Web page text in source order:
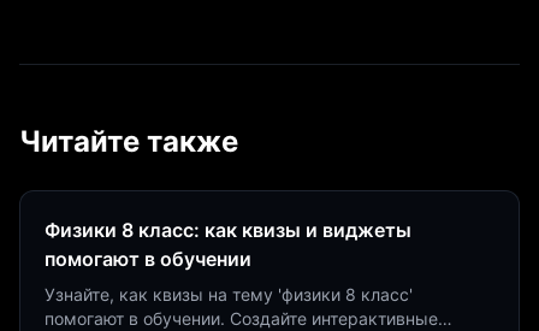
Читайте также
Физики 8 класс: как квизы и виджеты
помогают в обучении
Узнайте, как квизы на тему 'физики 8 класс'
помогают в обучении. Создайте интерактивные